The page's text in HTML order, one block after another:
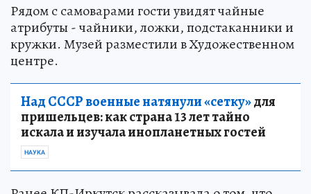
Рядом с самоварами гости увидят чайные
атрибуты - чайники, ложки, подстаканники и
кружки. Музей разместили в Художественном
центре.
Над СССР военные натянули «сетку»для
пришельцев: как страна 13 лет тайно
искала и изучала инопланетных гостей
НАУКА